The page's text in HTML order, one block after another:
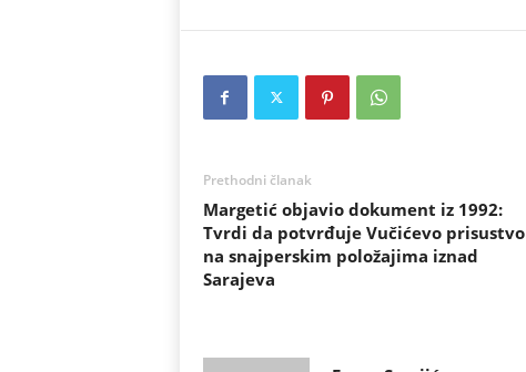
Prethodni članak
Margetić objavio dokument iz 1992:
Tvrdi da potvrđuje Vučićevo prisustvo
na snajperskim položajima iznad
Sarajeva